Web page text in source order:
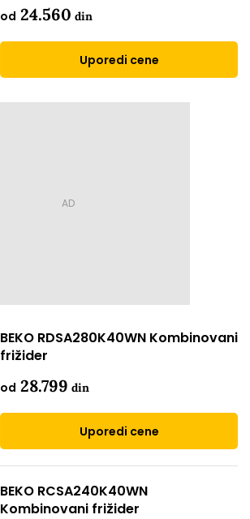
od 24.560 din
Uporedi cene
BEKO RDSA280K40WN Kombinovani
frižider
od 28.799 din
Uporedi cene
BEKO RCSA240K40WN
Kombinovani frižider